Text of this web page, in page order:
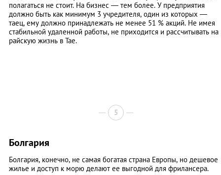
полагаться не стоит. На бизнес — тем более. У предприятия
должно быть как минимум 3 учредителя, один из которых —
таец, ему должно принадлежать не менее 51 % акций. Не имея
стабильной удаленной работы, не приходится и рассчитывать на
райскую жизнь в Тае.
5
Болгария
Болгария, конечно, не самая богатая страна Европы, но дешевое
жилье и доступ к морю делают ее выгодной для фрилансера.